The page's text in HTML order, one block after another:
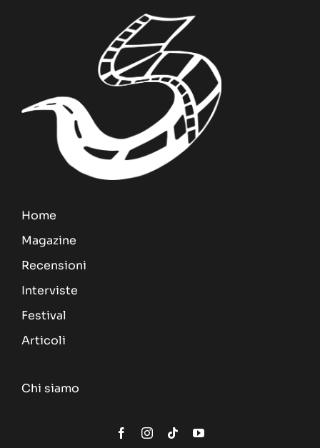
Home
Magazine
Recensioni
Interviste
Festival
Articoli
Chi siamo